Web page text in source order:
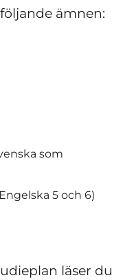
ämnen:
som
5 och 6)
läser du